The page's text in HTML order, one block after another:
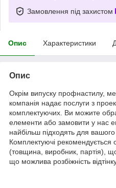
Замовлення під захистом
Опис Характеристики
Опис
Окрім випуску профнастилу,
компанія надає послуги з
комплектуючих. Ви можите
елементи або замовити у нас
найбільш підходять для
Комплектуючі рекомендується
(товщина, виробник, партія),
що можлива розбіжність